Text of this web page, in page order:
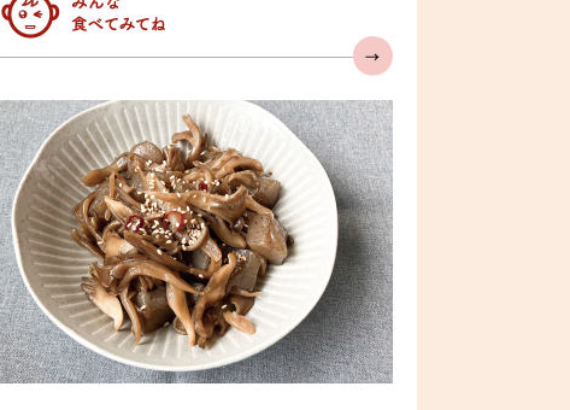
みんなの人気急上昇